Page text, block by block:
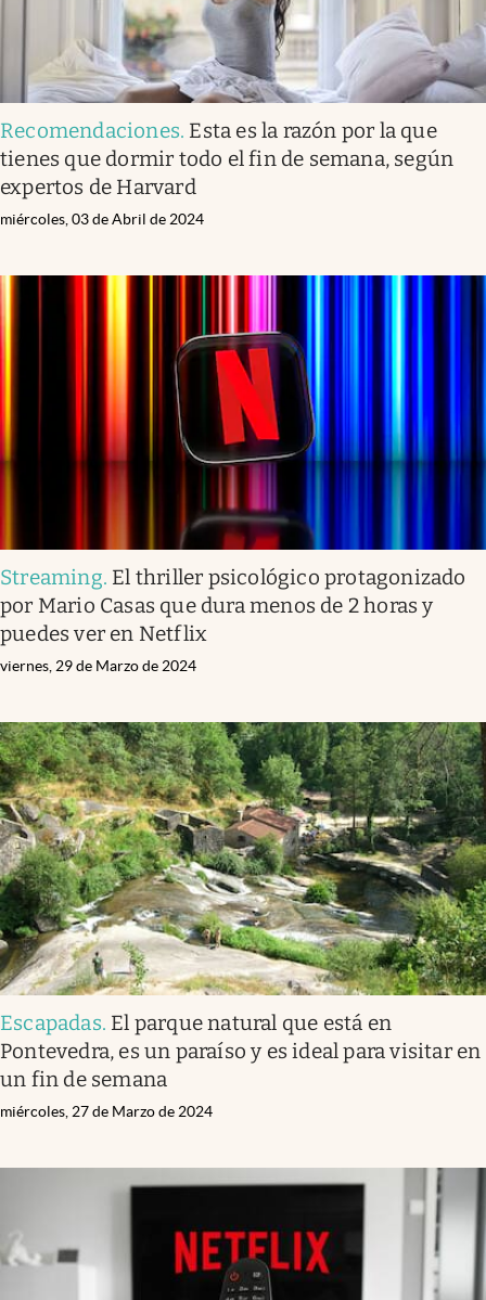
Recomendaciones. Esta es la razón por la que
tienes que dormir todo el fin de semana, según
expertos de Harvard
miércoles, 03 de Abril de 2024
Streaming. El thriller psicológico protagonizado
por Mario Casas que dura menos de 2 horas y
puedes ver en Netflix
viernes, 29 de Marzo de 2024
Escapadas. El parque natural que está en
Pontevedra, es un paraíso y es ideal para visitar en
un fin de semana
miércoles, 27 de Marzo de 2024